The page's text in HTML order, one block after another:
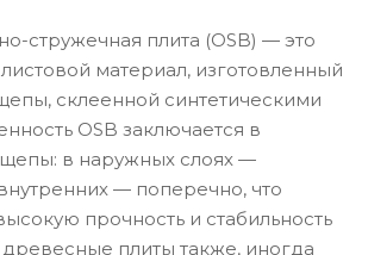
стружечная плита (OSB) — это
материал, изготовленный
склеенной синтетическими
OSB заключается в
в наружных слоях —
— поперечно, что
прочность и стабильность
древесные плиты также, иногда